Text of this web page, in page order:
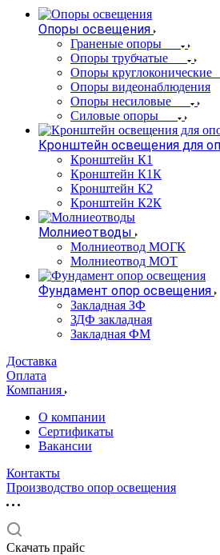
Опоры освещения
Граненые опоры
Опоры трубчатые
Опоры круглоконические
Опоры видеонаблюдения
Опоры несиловые
Силовые опоры
Кронштейн освещения для
Кронштейн К1
Кронштейн К1К
Кронштейн К2
Кронштейн К2К
Молниеотводы
Молниеотвод МОГК
Молниеотвод МОТ
Фундамент опор освещения
Закладная ЗФ
ЗДФ закладная
Закладная ФМ
Доставка
Оплата
Компания
О компании
Сертификаты
Вакансии
Контакты
Производство опор освещения
Скачать прайс